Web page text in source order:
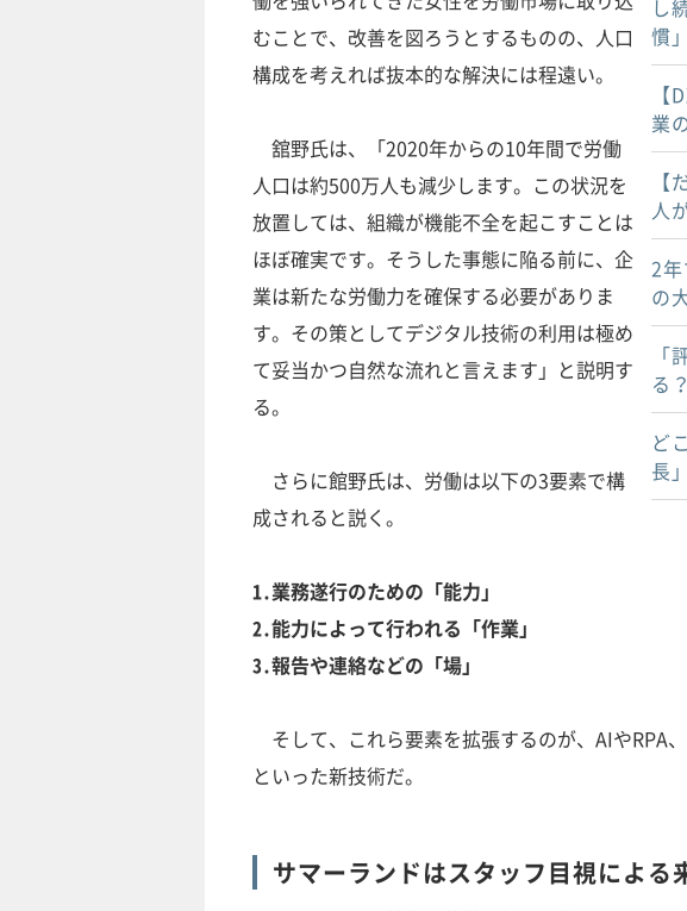
し
慣」
業
人
2
の
る
ど
長
むことで、改善を図ろうとするものの、人口
構成を考えれば抜本的な解決には程遠い。
舘野氏は、「2020年からの10年間で労働
人口は約500万人も減少します。この状況を
放置しては、組織が機能不全を起こすことは
ほぼ確実です。そうした事態に陥る前に、企
業は新たな労働力を確保する必要がありま
す。その策としてデジタル技術の利用は極め
て妥当かつ自然な流れと言えます」と説明す
る。
さらに館野氏は、労働は以下の3要素で構
成されると説く。
1.業務遂行のための「能力」
2.能力によって行われる「作業」
3.報告や連絡などの「場」
そして、これら要素を拡張するのが、AIやRPA
といった新技術だ。
サマーランドはスタッフ目視による